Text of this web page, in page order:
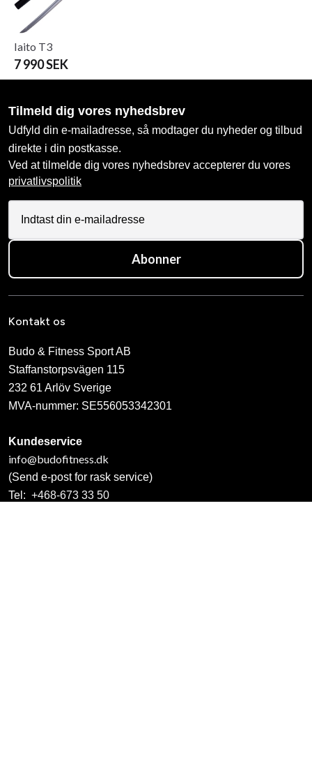
Iaito T3
7 990 SEK
Tilmeld dig vores nyhedsbrev
Udfyld din e-mailadresse, så modtager du nyheder og tilbud
direkte i din postkasse.
Ved at tilmelde dig vores nyhedsbrev accepterer du vores
privatlivspolitik
Abonner
Kontakt os
Budo & Fitness Sport AB
Staffanstorpsvägen 115
232 61 Arlöv Sverige
MVA-nummer: SE556053342301
Kundeservice
info@budofitness.dk
(Send e-post for rask service)
Tel: +468-673 33 50